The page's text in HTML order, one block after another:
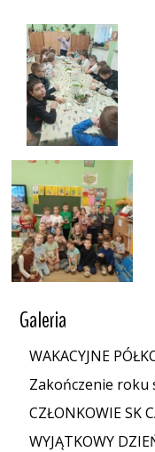
Galeria
WAKACYJNE
Zakończenie roku
CZŁONKOWIE SK
WYJĄTKOWY